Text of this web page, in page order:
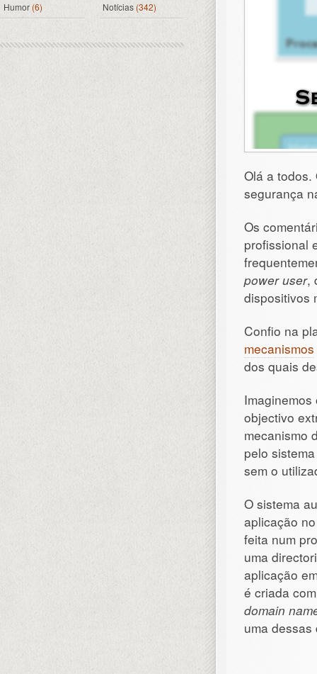
Olá a todos.
segurança
Os
profissional
power user,
dispositivos
Confio na
mecanismos
dos quais
objectivo
mecanismo
pelo
sem o
O sistema
aplicação
feita num
uma
aplicação
é criada
domain
uma
Humor (6) Notícias (342)